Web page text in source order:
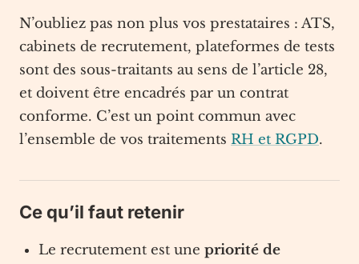
N’oubliez pas non plus vos prestataires : ATS,
cabinets de recrutement, plateformes de tests
sont des sous-traitants au sens de l’article 28,
et doivent être encadrés par un contrat
conforme. C’est un point commun avec
l’ensemble de vos traitements RH et RGPD.
Ce qu’il faut retenir
Le recrutement est une priorité de